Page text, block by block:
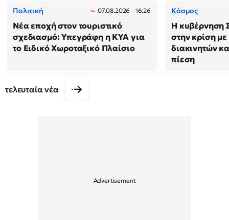
Πολιτική 07.08.2026 - 16:26
Νέα εποχή στον τουριστικό
σχεδιασμό: Υπεγράφη η ΚΥΑ για
το Ειδικό Χωροταξικό Πλαίσιο
Κόσμος
Η κυβέρνηση
στην κρίση
διακινητών
πίεση
τελευταία νέα